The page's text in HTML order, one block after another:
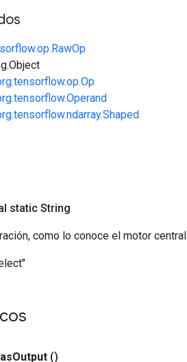
static String
como lo conoce el motor
asOutput ()